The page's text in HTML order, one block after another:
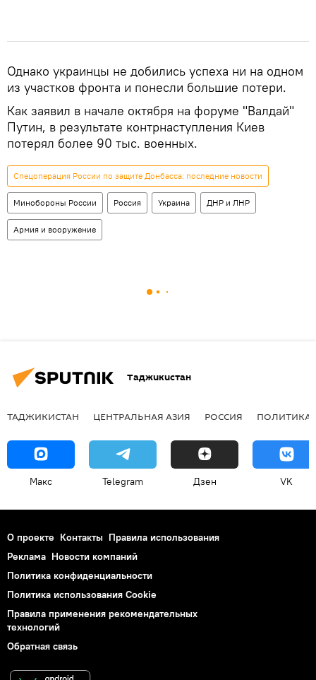
Однако украинцы не добились успеха ни на одном
из участков фронта и понесли большие потери.
Как заявил в начале октября на форуме "Валдай"
Путин, в результате контрнаступления Киев
потерял более 90 тыс. военных.
Спецоперация России по защите Донбасса: последние новости
Минобороны России Россия Украина ДНР и ЛНР
Армия и вооружение
Таджикистан
ТАДЖИКИСТАН ЦЕНТРАЛЬНАЯ АЗИЯ РОССИЯ ПОЛИТИКА
Макс Telegram Дзен VK
О проекте Контакты Правила использования
Реклама Новости компаний
Политика конфиденциальности
Политика использования Cookie
Правила применения рекомендательных
технологий
Обратная связь